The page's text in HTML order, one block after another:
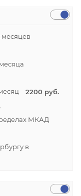
месяцев
2200 руб.
МКАД
в